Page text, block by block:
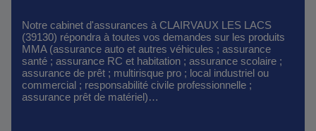
Notre cabinet d'assurances à CLAIRVAUX LES LACS
(39130) répondra à toutes vos demandes sur les produits
MMA (assurance auto et autres véhicules ; assurance
santé ; assurance RC et habitation ; assurance scolaire ;
assurance de prêt ; multirisque pro ; local industriel ou
commercial ; responsabilité civile professionnelle ;
assurance prêt de matériel)…